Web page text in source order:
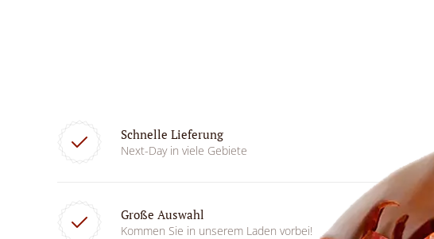
Schnelle Lieferung
Next-Day in viele Gebiete
Große Auswahl
Kommen Sie in unserem Laden vorbei!